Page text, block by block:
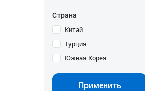
Страна
Китай
Турция
Южная Корея
Применить